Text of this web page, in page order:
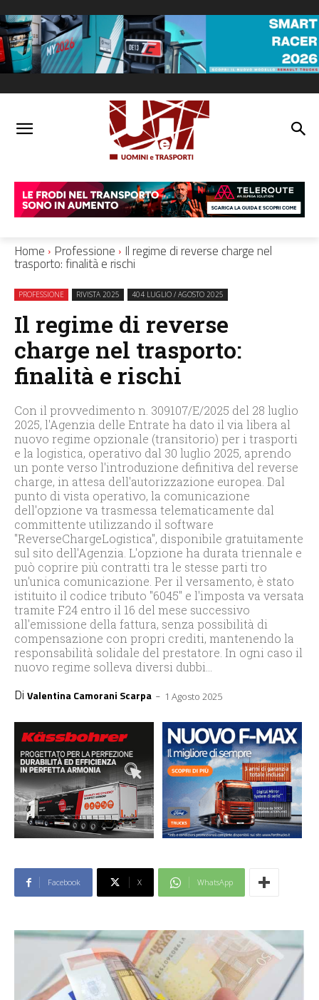
Home Professione Il regime di reverse charge nel
trasporto: finalità e rischi
PROFESSIONE RIVISTA 2025 404 LUGLIO / AGOSTO 2025
Il regime di reverse
charge nel trasporto:
finalità e rischi
Con il provvedimento n. 309107/E/2025 del 28 luglio
2025, l'Agenzia delle Entrate ha dato il via libera al
nuovo regime opzionale (transitorio) per i trasporti
e la logistica, operativo dal 30 luglio 2025, aprendo
un ponte verso l'introduzione definitiva del reverse
charge, in attesa dell'autorizzazione europea. Dal
punto di vista operativo, la comunicazione
dell'opzione va trasmessa telematicamente dal
committente utilizzando il software
"ReverseChargeLogistica", disponibile gratuitamente
sul sito dell'Agenzia. L'opzione ha durata triennale e
può coprire più contratti tra le stesse parti tro
un'unica comunicazione. Per il versamento, è stato
istituito il codice tributo "6045" e l'imposta va versata
tramite F24 entro il 16 del mese successivo
all'emissione della fattura, senza possibilità di
compensazione con propri crediti, mantenendo la
responsabilità solidale del prestatore. In ogni caso il
nuovo regime solleva diversi dubbi…
Di Valentina Camorani Scarpa - 1 Agosto 2025
Facebook X WhatsApp